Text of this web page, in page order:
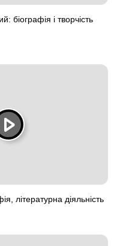
біографія і творчість
літературна діяльність